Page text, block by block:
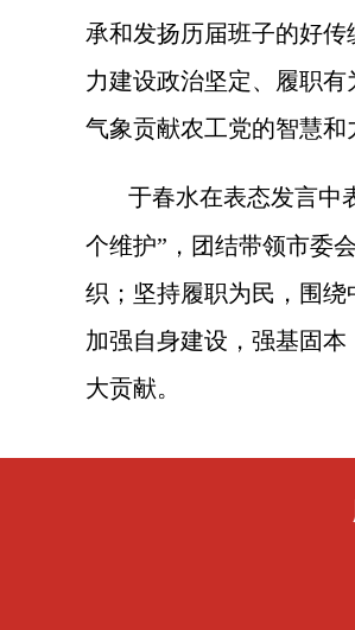
承和发扬历届班子的好
力建设政治坚定、履职
气象贡献农工党的智慧和
于春水在表态发言中
个维护”，团结带领市委
织；坚持履职为民 ， 围绕
加强自身建设 ， 强基固本
大贡献。